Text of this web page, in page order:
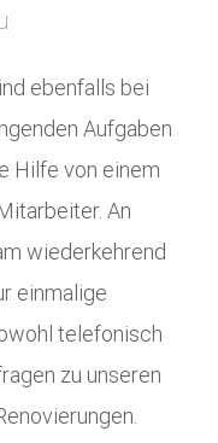
ebenfalls bei
Aufgaben
Hilfe von einem
An
wiederkehrend
einmalige
telefonisch
zu unseren